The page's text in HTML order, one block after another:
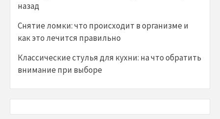
назад
Снятие ломки: что происходит в организме и
как это лечится правильно
Классические стулья для кухни: на что обратить
внимание при выборе